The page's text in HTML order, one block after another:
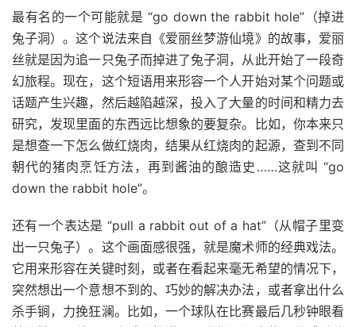
最有名的一个可能就是 “go down the rabbit hole”（掉进
兔子洞）。这个说法来自《爱丽丝梦游仙境》的故事，爱丽
丝就是因为追一只兔子而掉进了兔子洞，从此开始了一段奇
幻旅程。现在，这个短语用来形容一个人开始对某个问题或
话题产生兴趣，然后越陷越深，投入了大量的时间和精力去
研究，发现里面的东西远比想象的要复杂。比如，你本来只
是想查一下怎么做红烧肉，结果从红烧肉的起源，查到不同
朝代的猪肉烹饪方法，再到酱油的酿造史……这就叫 “go
down the rabbit hole”。
还有一个表达是 “pull a rabbit out of a hat”（从帽子里变
出一只兔子）。这个画面感很强，就是魔术师的经典戏法。
它用来形容在关键时刻，或者在看起来毫无希望的情况下，
突然想出一个意想不到的、巧妙的解决办法，或者拿出什么
杀手锏，力挽狂澜。比如，一个球队在比赛最后几秒钟眼看